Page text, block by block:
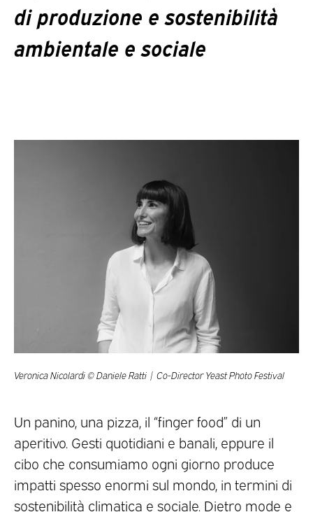
di produzione e sostenibilità
ambientale e sociale
Veronica Nicolardi © Daniele Ratti | Co-Director Yeast Photo Festival
Un panino, una pizza, il “finger food” di un
aperitivo. Gesti quotidiani e banali, eppure il
cibo che consumiamo ogni giorno produce
impatti spesso enormi sul mondo, in termini di
sostenibilità climatica e sociale. Dietro mode e